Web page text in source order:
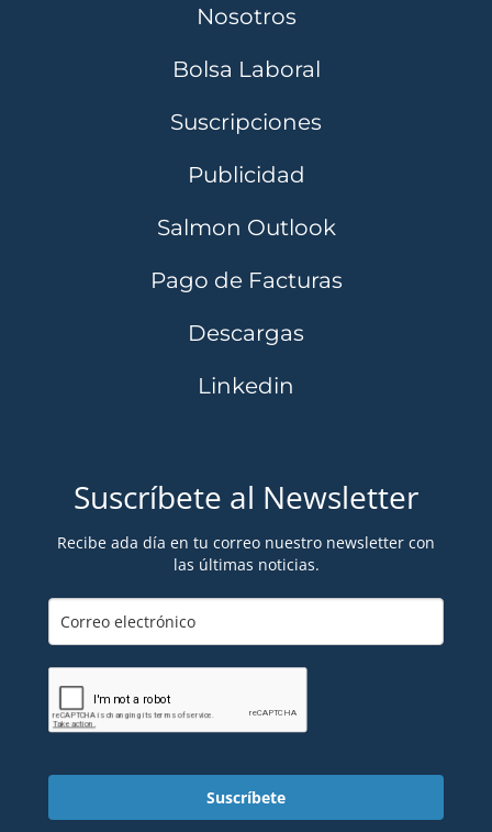
Nosotros
Bolsa Laboral
Suscripciones
Publicidad
Salmon Outlook
Pago de Facturas
Descargas
Linkedin
Suscríbete al Newsletter
Recibe ada día en tu correo nuestro newsletter con
las últimas noticias.
Suscríbete